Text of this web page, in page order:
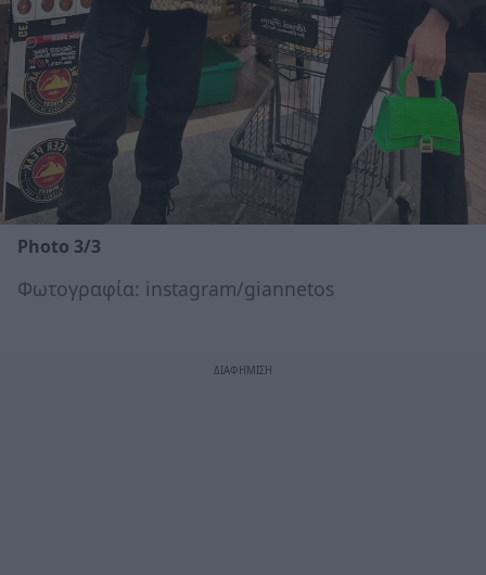
Photo 3/3
Φωτογραφία: instagram/giannetos